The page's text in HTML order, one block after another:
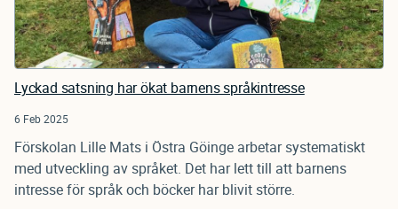
Lyckad satsning har ökat barnens språkintresse
6 Feb 2025
Förskolan Lille Mats i Östra Göinge arbetar systematiskt
med utveckling av språket. Det har lett till att barnens
intresse för språk och böcker har blivit större.